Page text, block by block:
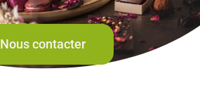
Nous contacter